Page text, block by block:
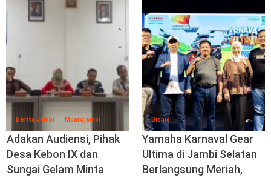
Berita Jambi Muarojambi
Adakan Audiensi, Pihak
Desa Kebon IX dan
Sungai Gelam Minta
Vendor Pertamina
Bisnis
Yamaha Karnaval Gear
Ultima di Jambi Selatan
Berlangsung Meriah,
Ratusan Warga Antusias